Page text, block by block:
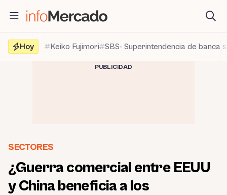
contenido
Hoy
Keiko Fujimori SBS- Superintendencia de banca
PUBLICIDAD
SECTORES
¿Guerra comercial entre EEUU
y China beneficia a los